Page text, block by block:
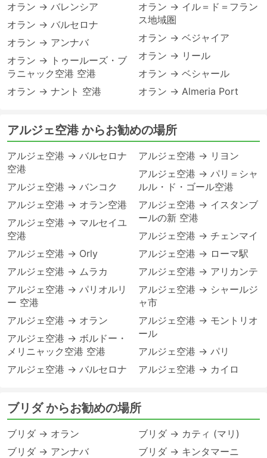
オラン → バレンシア
オラン → バルセロナ
オラン → アンナバ
オラン → トゥールーズ・ブ
ラニャック空港 空港
オラン → ナント 空港
オラン → イル＝ド＝フラン
ス地域圏
オラン → ベジャイア
オラン → リール
オラン → ベシャール
オラン → Almeria Port
アルジェ空港 からお勧めの場所
アルジェ空港 → バルセロナ
空港
アルジェ空港 → バンコク
アルジェ空港 → オラン空港
アルジェ空港 → マルセイユ
空港
アルジェ空港 → Orly
アルジェ空港 → ムラカ
アルジェ空港 → パリオルリ
ー 空港
アルジェ空港 → オラン
アルジェ空港 → ボルドー・
メリニャック空港 空港
アルジェ空港 → バルセロナ
アルジェ空港 → リヨン
アルジェ空港 → パリ＝シャ
ルル・ド・ゴール空港
アルジェ空港 → イスタンブ
ールの新 空港
アルジェ空港 → チェンマイ
アルジェ空港 → ローマ駅
アルジェ空港 → アリカンテ
アルジェ空港 → シャールジ
ャ市
アルジェ空港 → モントリオ
ール
アルジェ空港 → パリ
アルジェ空港 → カイロ
ブリダ からお勧めの場所
ブリダ → オラン
ブリダ → アンナバ
ブリダ → カティ (マリ)
ブリダ → キンタマーニ